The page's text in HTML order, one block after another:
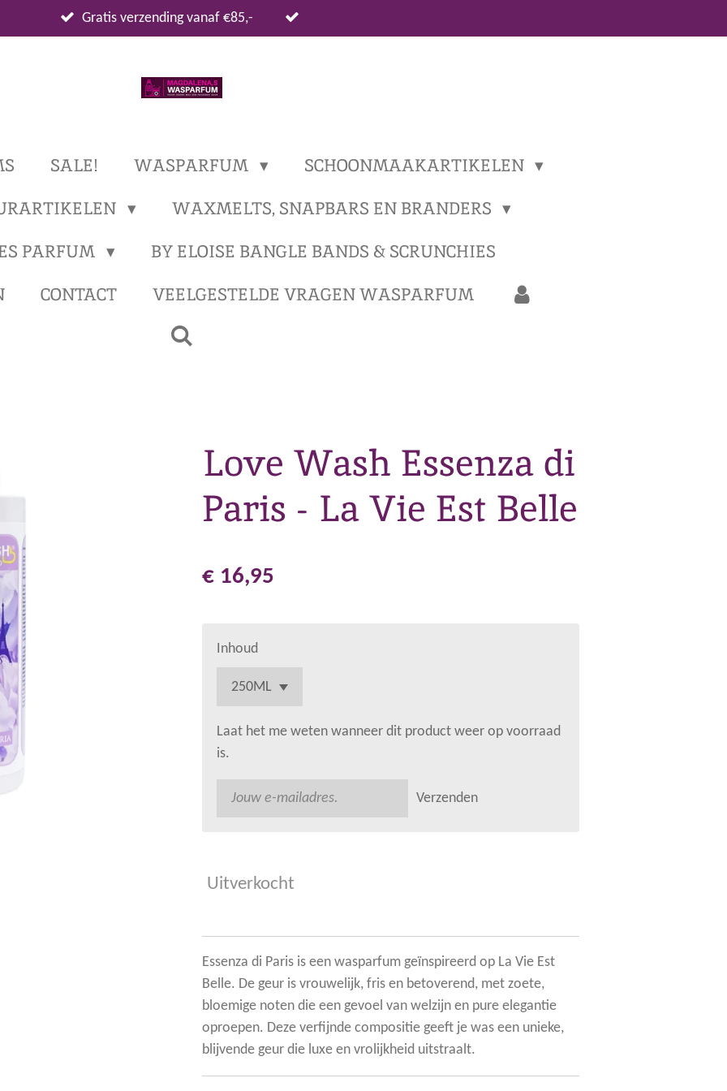
Gratis verzending vanaf €85,-
SALE! WASPARFUM
SCHOONMAAKARTIKELEN
WAXMELTS, SNAPBARS EN BRANDERS
PARFUM
BY ELOISE BANGLE BANDS & SCRUNCHIES
CONTACT VEELGESTELDE VRAGEN WASPARFUM
Love Wash Essenza di
Paris - La Vie Est Belle
€ 16,95
Inhoud
Laat het me weten wanneer dit product weer op voorraad
is.
Verzenden
Uitverkocht
Essenza di Paris is een wasparfum geïnspireerd op La Vie Est
Belle. De geur is vrouwelijk, fris en betoverend, met zoete,
bloemige noten die een gevoel van welzijn en pure elegantie
oproepen. Deze verfijnde compositie geeft je was een unieke,
blijvende geur die luxe en vrolijkheid uitstraalt.